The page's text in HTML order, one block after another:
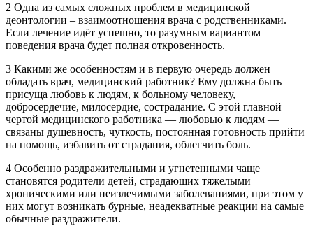
2 Одна из самых сложных проблем в медицинской
деонтологии – взаимоотношения врача с родственниками.
Если лечение идёт успешно, то разумным вариантом
поведения врача будет полная откровенность.
3 Какими же особенностям и в первую очередь должен
обладать врач, медицинский работник? Ему должна быть
присуща любовь к людям, к больному человеку,
добросердечие, милосердие, сострадание. С этой главной
чертой медицинского работника — любовью к людям —
связаны душевность, чуткость, постоянная готовность прийти
на помощь, избавить от страдания, облегчить боль.
4 Особенно раздражительными и угнетенными чаще
становятся родители детей, страдающих тяжелыми
хроническими или неизлечимыми заболеваниями, при этом у
них могут возникать бурные, неадекватные реакции на самые
обычные раздражители.